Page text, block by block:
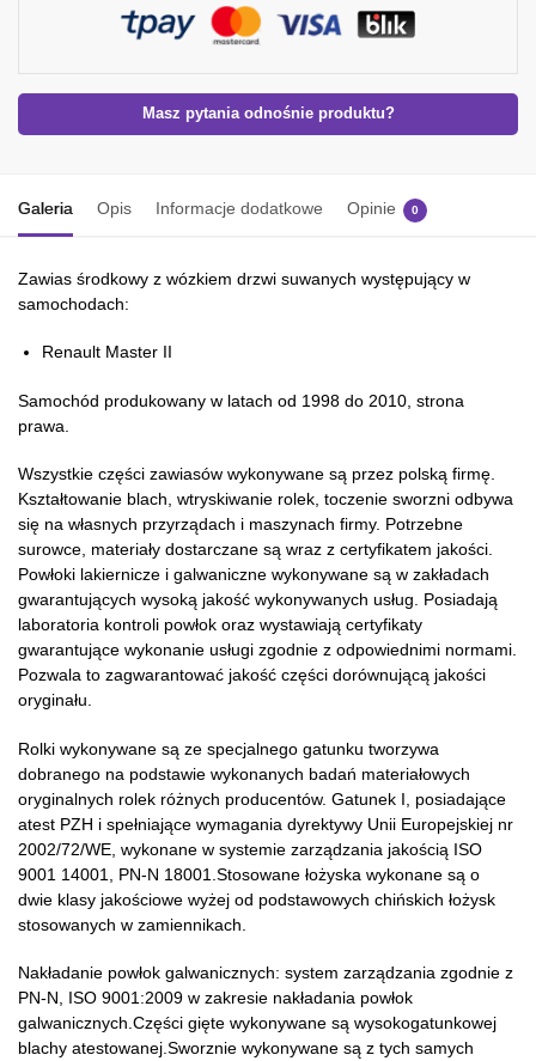
Masz pytania odnośnie produktu?
Galeria Opis Informacje dodatkowe Opinie 0
Zawias środkowy z wózkiem drzwi suwanych występujący w
samochodach:
Renault Master II
Samochód produkowany w latach od 1998 do 2010, strona
prawa.
Wszystkie części zawiasów wykonywane są przez polską firmę.
Kształtowanie blach, wtryskiwanie rolek, toczenie sworzni odbywa
się na własnych przyrządach i maszynach firmy. Potrzebne
surowce, materiały dostarczane są wraz z certyfikatem jakości.
Powłoki lakiernicze i galwaniczne wykonywane są w zakładach
gwarantujących wysoką jakość wykonywanych usług. Posiadają
laboratoria kontroli powłok oraz wystawiają certyfikaty
gwarantujące wykonanie usługi zgodnie z odpowiednimi normami.
Pozwala to zagwarantować jakość części dorównującą jakości
oryginału.
Rolki wykonywane są ze specjalnego gatunku tworzywa
dobranego na podstawie wykonanych badań materiałowych
oryginalnych rolek różnych producentów. Gatunek I, posiadające
atest PZH i spełniające wymagania dyrektywy Unii Europejskiej nr
2002/72/WE, wykonane w systemie zarządzania jakością ISO
9001 14001, PN-N 18001.Stosowane łożyska wykonane są o
dwie klasy jakościowe wyżej od podstawowych chińskich łożysk
stosowanych w zamiennikach.
Nakładanie powłok galwanicznych: system zarządzania zgodnie z
PN-N, ISO 9001:2009 w zakresie nakładania powłok
galwanicznych.Części gięte wykonywane są wysokogatunkowej
blachy atestowanej.Sworznie wykonywane są z tych samych